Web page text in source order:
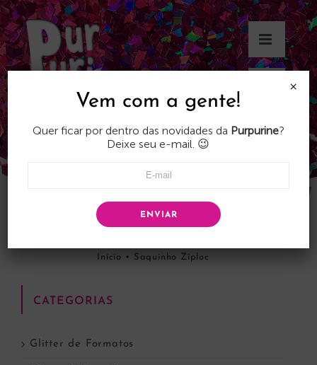
Skip
to
content
Início • Saquinho Ziploc
CATEGORIAS
Glitter de Formatos
Vem com a gente!
Quer ficar por dentro das novidades da Purpurine?
Deixe seu e-mail. 😉
ENVIAR
×